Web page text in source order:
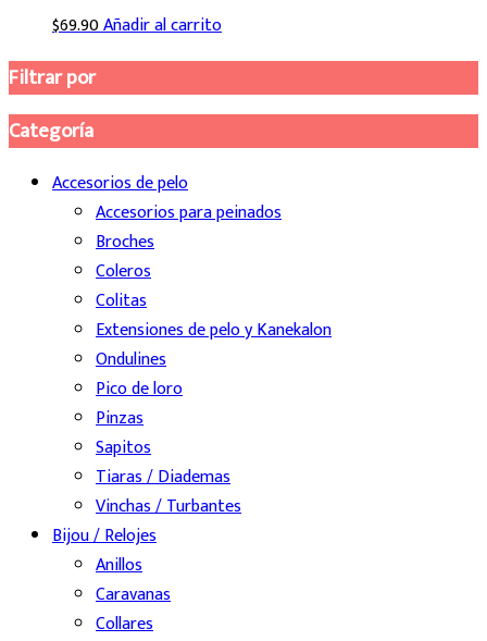
$69.90Añadir al carrito
Filtrar por
Categoría
Accesorios de pelo
Accesorios para peinados
Broches
Coleros
Colitas
Extensiones de pelo y Kanekalon
Ondulines
Pico de loro
Pinzas
Sapitos
Tiaras / Diademas
Vinchas / Turbantes
Bijou / Relojes
Anillos
Caravanas
Collares